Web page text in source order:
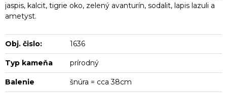
jaspis, kalcit, tigrie oko, zelený avanturín, sodalit, lapis lazuli a
ametyst.
Obj. čislo: 1636
Typ kameňa prírodný
Balenie šnúra = cca 38cm